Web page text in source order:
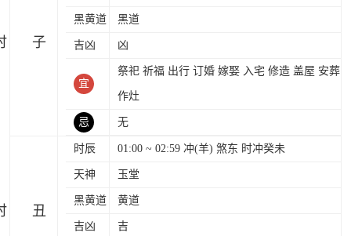
黑黄道 黑道
吉凶 凶
宜
祭祀 祈福 出行 订婚 嫁娶 入宅 修造 盖屋 安葬
作灶
忌 无
时辰 01:00 ~ 02:59 冲(羊) 煞东 时冲癸未
天神 玉堂
黑黄道 黄道
吉凶 吉